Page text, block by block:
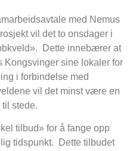
med Nemus
vil det to onsdager i
Dette innebærer at
Kongsvinger sine lokaler for
i forbindelse med
vil det minst være en
stede.
tilbud» for å fange opp
tidspunkt. Dette tilbudet